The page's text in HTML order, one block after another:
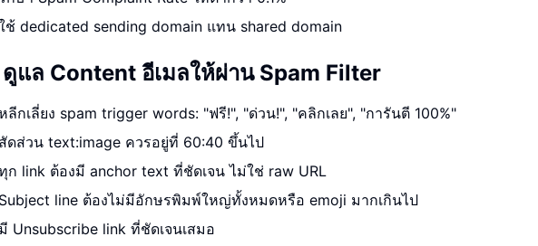
ช้ dedicated sending domain แทน shared domain
แล Content อีเมลให้ผ่าน Spam Filter
ลีกเลี่ยง spam trigger words: "ฟรี!", "ด่วน!", "คลิกเลย", "การันตี 100%"
ดส่วน text:image ควรอยู่ที่ 60:40 ขึ้นไป
ก link ต้องมี anchor text ที่ชัดเจน ไม่ใช่ raw URL
line ต้องไม่มีอักษรพิมพ์ใหญ่ทั้งหมดหรือ emoji มากเกินไป
Unsubscribe link ที่ชัดเจนเสมอ